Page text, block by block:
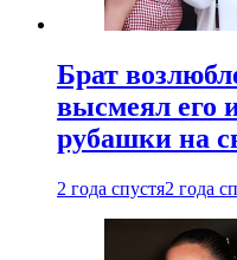
Брат
высмеял его
рубашки на
2 года спустя2 года